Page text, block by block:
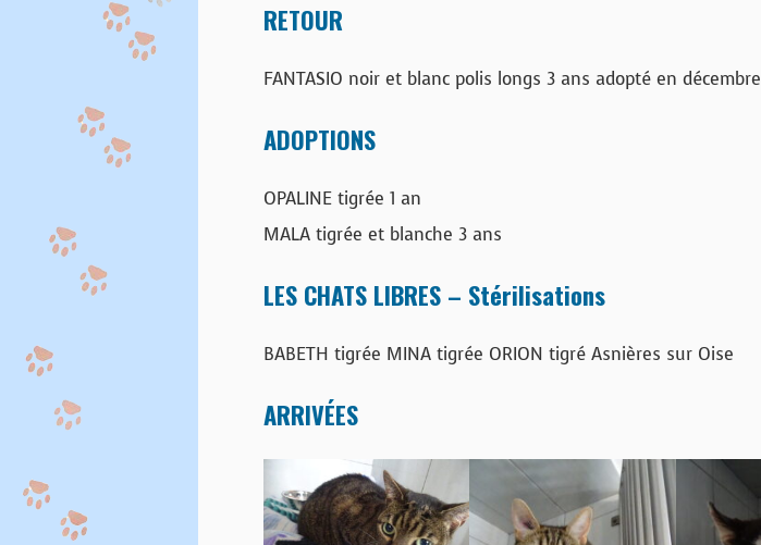
RETOUR
FANTASIO noir et blanc polis longs 3 ans adopté en décembre
ADOPTIONS
OPALINE tigrée 1 an
MALA tigrée et blanche 3 ans
LES CHATS LIBRES – Stérilisations
BABETH tigrée MINA tigrée ORION tigré Asnières sur Oise
ARRIVÉES